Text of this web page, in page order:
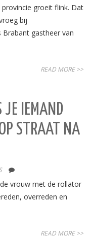
provincie groeit flink. Dat
bij
gastheer van
READ MORE >>
JE IEMAND
STRAAT NA
vrouw met de rollator
overreden en
READ MORE >>